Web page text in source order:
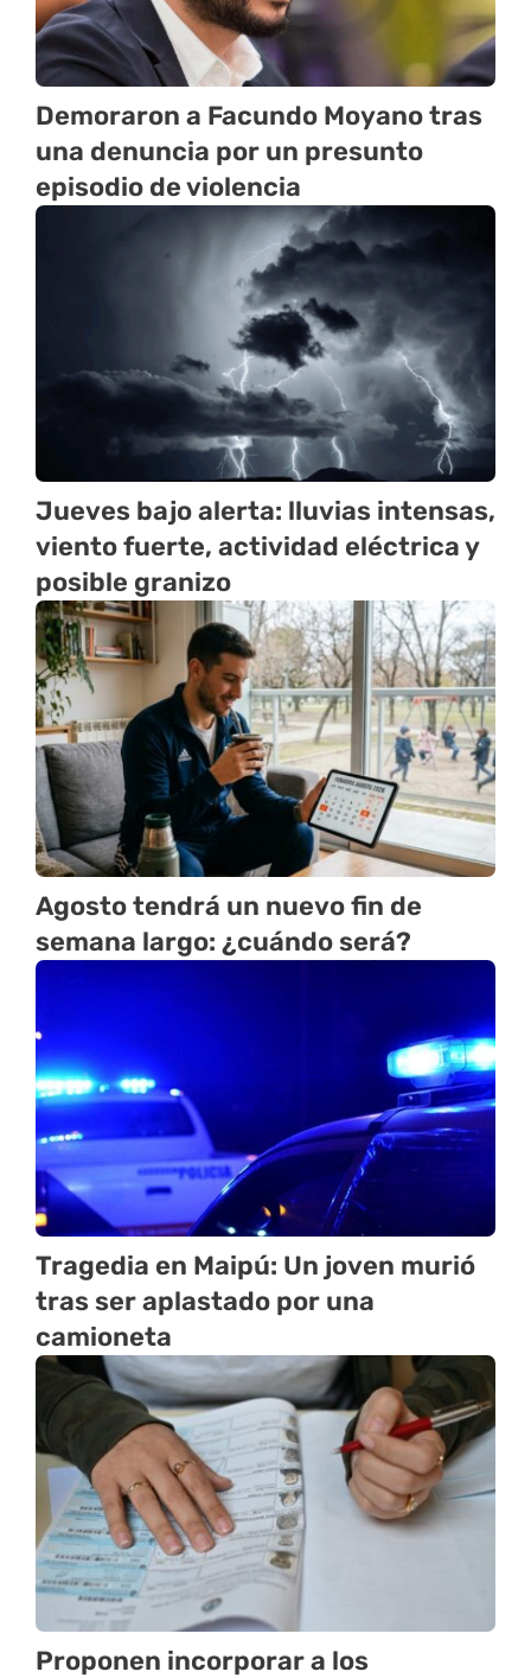
Demoraron a Facundo Moyano tras
una denuncia por un presunto
episodio de violencia
Jueves bajo alerta: lluvias intensas,
viento fuerte, actividad eléctrica y
posible granizo
Agosto tendrá un nuevo fin de
semana largo: ¿cuándo será?
Tragedia en Maipú: Un joven murió
tras ser aplastado por una
camioneta
Proponen incorporar a los